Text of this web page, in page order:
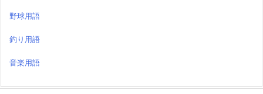
野球用語
釣り用語
音楽用語